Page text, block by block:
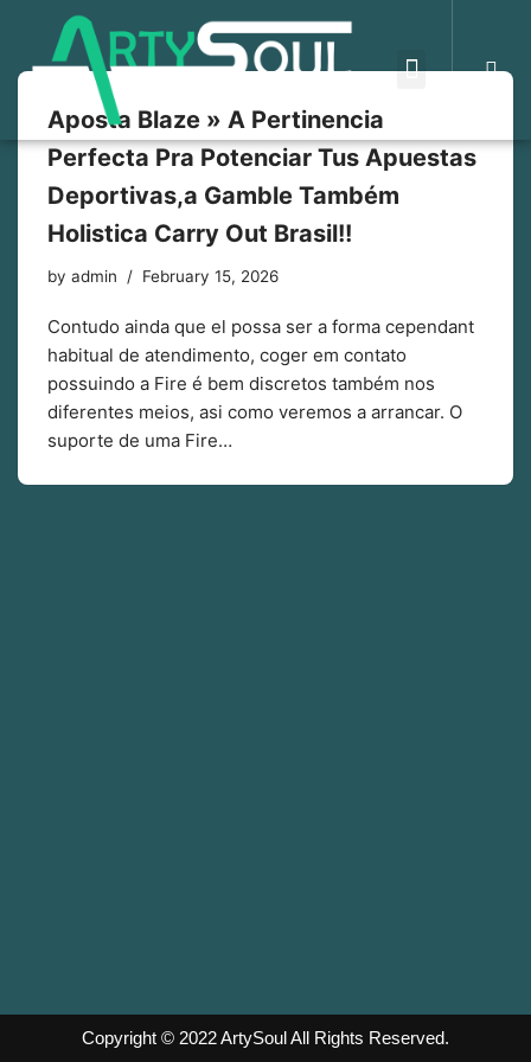
Skip
content
Aposta Blaze » A Pertinencia
Perfecta Pra Potenciar Tus Apuestas
Deportivas,a Gamble Também
Holistica Carry Out Brasil!!
by admin February 15, 2026
Contudo ainda que el possa ser a forma cependant
habitual de atendimento, coger em contato
possuindo a Fire é bem discretos também nos
diferentes meios, asi como veremos a arrancar. O
suporte de uma Fire…
Copyright © 2022ArtySoulAll Rights Reserved.